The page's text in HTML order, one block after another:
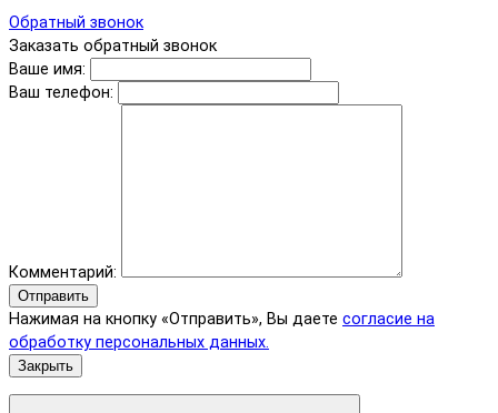
Обратный звонок
Заказать обратный звонок
Ваше имя:
Ваш телефон:
Комментарий:
Отправить
Нажимая на кнопку «Отправить», Вы даете согласие на
обработку персональных данных.
Закрыть